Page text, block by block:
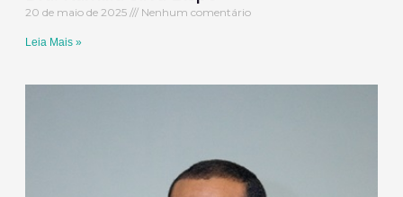
20 de maio de 2025 Nenhum comentário
Leia Mais »